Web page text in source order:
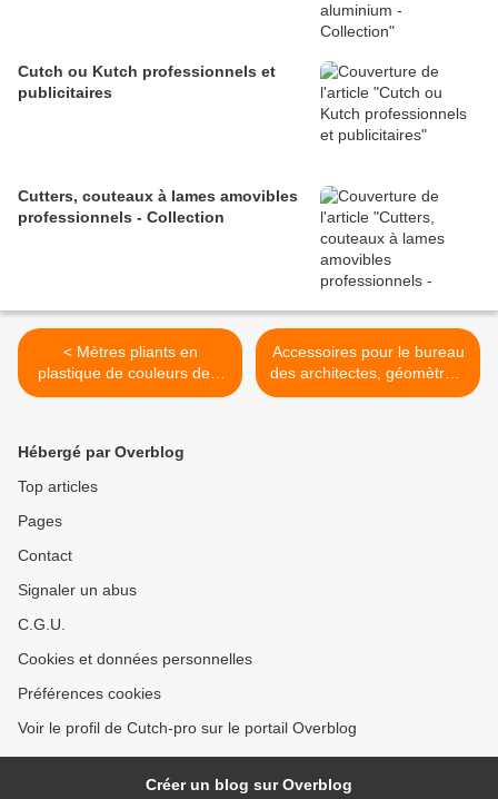
Cutch ou Kutch professionnels et
publicitaires
Cutters, couteaux à lames amovibles
professionnels - Collection
< Mètres pliants en
plastique de couleurs de 1
mètre pour la
Accessoires pour le bureau
des architectes, géomètres,
et métiers de la
Hébergé par Overblog
Top articles
Pages
Contact
Signaler un abus
C.G.U.
Cookies et données personnelles
Préférences cookies
Voir le profil de Cutch-pro sur le portail Overblog
Créer un blog sur Overblog